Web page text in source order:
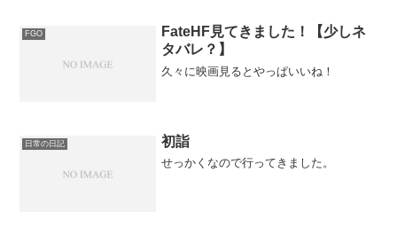
FGO
FateHF見てきました！【少しネ
タバレ？】
久々に映画見るとやっぱいいね！
日常の日記 初詣
せっかくなので行ってきました。